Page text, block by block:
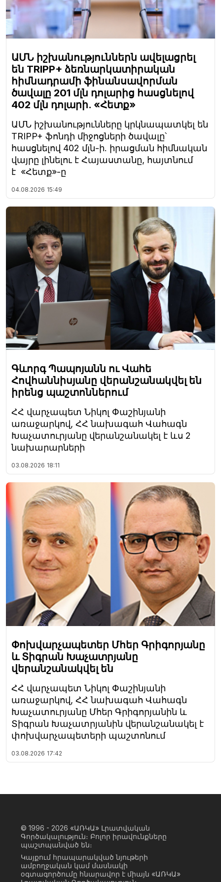
ԱՄՆ իշխանություններն ավելացրել
են TRIPP+ ձեռնարկատիրական
հիմնադրամի ֆինանսավորման
ծավալը 201 մլն դոլարից հասցնելով
402 մլն դոլարի. «Հետք»
ԱՄՆ իշխանությունները կրկնապատկել են
TRIPP+ ֆոնդի միջոցների ծավալը՝
հասցնելով 402 մլն-ի. իրացման հիմնական
վայրը լինելու է Հայաստանը, հայտնում
է «Հետք»-ը
04.08.2026 15:49
Գևորգ Պապոյանն ու Վահե
Հովհաննիսյանը վերանշանակվել են
իրենց պաշտոններում
ՀՀ վարչապետ Նիկոլ Փաշինյանի
առաջարկով, ՀՀ նախագահ Վահագն
Խաչատուրյանը վերանշանակել է ևս 2
նախարարների
03.08.2026 18:11
Փոխվարչապետեր Մհեր Գրիգորյանը
և Տիգրան Խաչատրյանը
վերանշանակվել են
ՀՀ վարչապետ Նիկոլ Փաշինյանի
առաջարկով, ՀՀ նախագահ Վահագն
Խաչատուրյանը Մհեր Գրիգորյանին և
Տիգրան Խաչատրյանին վերանշանակել է
փոխվարչապետերի պաշտոնում
03.08.2026 17:42
© 1996 - 2026 «ԱՌԿԱ» Լրատվական
Գործակալություն։ Բոլոր իրավունքները
պաշտպանված են։
Կայքում հրապարակված նյութերի
ամբողջական կամ մասնակի
օգտագործումը հնարավոր է միայն «ԱՌԿԱ»